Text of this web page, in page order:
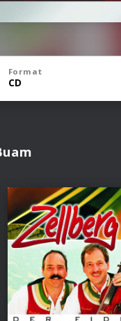
Format
CD